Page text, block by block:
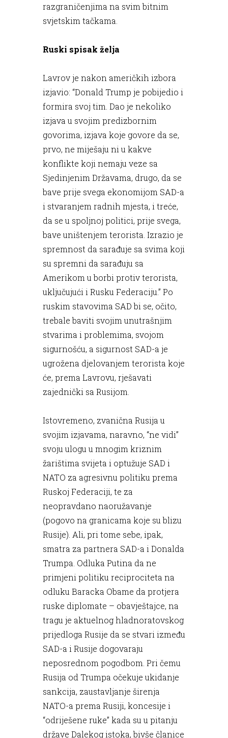
razgraničenjima na svim bitnim
svjetskim tačkama.
Ruski spisak želja
Lavrov je nakon američkih izbora
izjavio: “Donald Trump je pobijedio i
formira svoj tim. Dao je nekoliko
izjava u svojim predizbornim
govorima, izjava koje govore da se,
prvo, ne miješaju ni u kakve
konflikte koji nemaju veze sa
Sjedinjenim Državama, drugo, da se
bave prije svega ekonomijom SAD-a
i stvaranjem radnih mjesta, i treće,
da se u spoljnoj politici, prije svega,
bave uništenjem terorista. Izrazio je
spremnost da sarađuje sa svima koji
su spremni da sarađuju sa
Amerikom u borbi protiv terorista,
uključujući i Rusku Federaciju.” Po
ruskim stavovima SAD bi se, očito,
trebale baviti svojim unutrašnjim
stvarima i problemima, svojom
sigurnošću, a sigurnost SAD-a je
ugrožena djelovanjem terorista koje
će, prema Lavrovu, rješavati
zajednički sa Rusijom.
Istovremeno, zvanična Rusija u
svojim izjavama, naravno, “ne vidi”
svoju ulogu u mnogim kriznim
žarištima svijeta i optužuje SAD i
NATO za agresivnu politiku prema
Ruskoj Federaciji, te za
neopravdano naoružavanje
(pogovo na granicama koje su blizu
Rusije). Ali, pri tome sebe, ipak,
smatra za partnera SAD-a i Donalda
Trumpa. Odluka Putina da ne
primjeni politiku reciprociteta na
odluku Baracka Obame da protjera
ruske diplomate – obavještajce, na
tragu je aktuelnog hladnoratovskog
prijedloga Rusije da se stvari između
SAD-a i Rusije dogovaraju
neposrednom pogodbom. Pri čemu
Rusija od Trumpa očekuje ukidanje
sankcija, zaustavljanje širenja
NATO-a prema Rusiji, koncesije i
“odriješene ruke” kada su u pitanju
države Dalekog istoka, bivše članice